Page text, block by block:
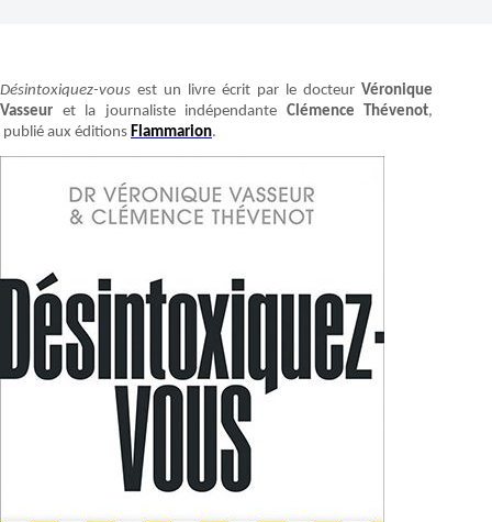
Désintoxiquez-vous est un livre écrit par le docteurVéronique
Vasseur et la journaliste indépendante Clémence Thévenot,
publié aux éditions Flammarion.